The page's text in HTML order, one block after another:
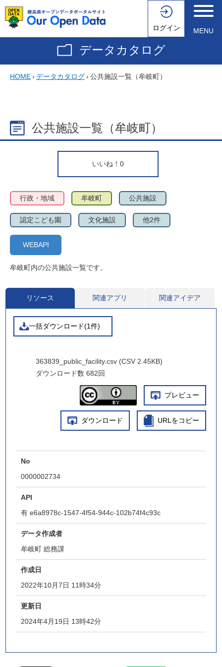
ログイン MENU
データカタログ
HOME› データカタログ› 公共施設一覧（牟岐町）
公共施設一覧（牟岐町）
いいね！ 0
行政・地域 牟岐町 公共施設
認定こども園 文化施設 他2件
WEBAPI
牟岐町内の公共施設一覧です。
リソース 関連アプリ 関連アイデア
一括ダウンロード(1件)
363839_public_facility.csv (CSV 2.45KB)
ダウンロード数 682回
プレビュー
ダウンロード URLをコピー
No
0000002734
API
有 e6a8978c-1547-4f54-944c-102b74f4c93c
データ作成者
牟岐町 総務課
作成日
2022年10月7日 11時34分
更新日
2024年4月19日 13時42分